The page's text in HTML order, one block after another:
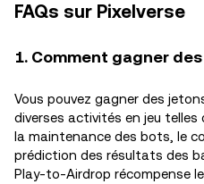
FAQs sur Pixelverse
1. Comment gagner
Vous pouvez gagner des
diverses activités en jeu telles
la maintenance des bots, le
prédiction des résultats des
Play-to-Airdrop récompense